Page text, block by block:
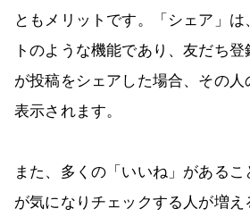
ともメリットです。「シェア」
トのような機能であり、友だち
が投稿をシェアした場合、その
表示されます。
また、多くの「いいね」がある
が気になりチェックする人が増